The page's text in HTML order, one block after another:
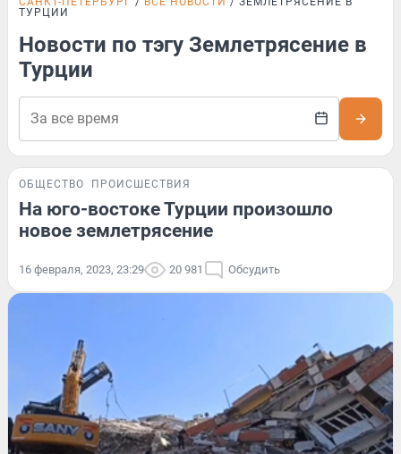
ТУРЦИИ
Новости по тэгу Землетрясение в
Турции
ОБЩЕСТВО ПРОИСШЕСТВИЯ
На юго-востоке Турции произошло
новое землетрясение
16 февраля, 2023, 23:29 20 981 Обсудить